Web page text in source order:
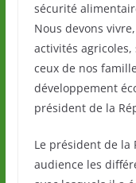
sécurité
Nous devons
activités
ceux de nos
développement
président de la
Le président de la
audience les